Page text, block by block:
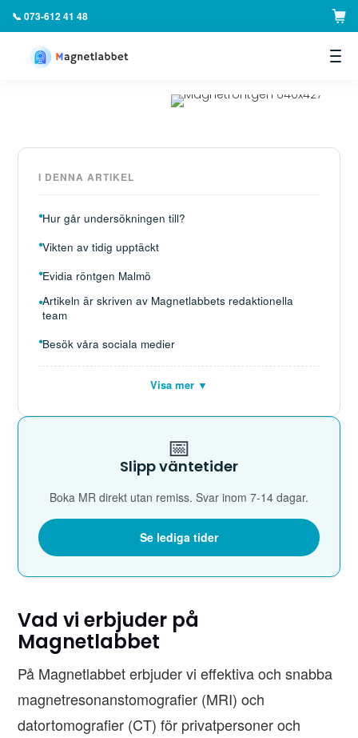
📞 073-612 41 48
Vad vi erbjuder på
Magnetlabbet
På Magnetlabbet erbjuder vi effektiva och snabba
magnetresonanstomografier (MRI) och
datortomografier (CT) för privatpersoner och
I DENNA ARTIKEL
Hur går undersökningen till?
Vikten av tidig upptäckt
Evidia röntgen Malmö
Artikeln är skriven av Magnetlabbets redaktionella
team
Besök våra sociala medier
Visa mer ▼
📅
Slipp väntetider
Boka MR direkt utan remiss. Svar inom 7-14 dagar.
Se lediga tider